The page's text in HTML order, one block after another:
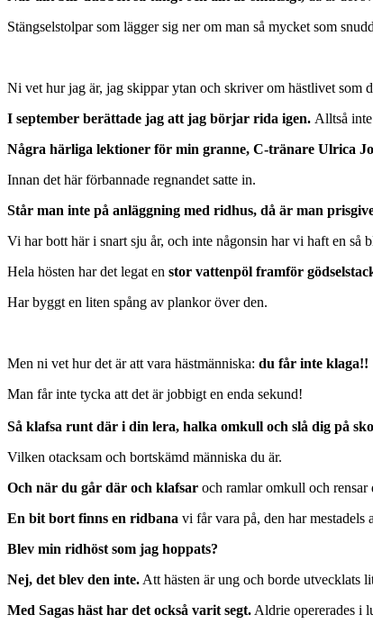
Stängselstolpar som lägger sig ner om man så mycket som
Ni vet hur jag är, jag skippar ytan och skriver om hästlivet som
I september berättade jag att jag börjar rida igen. Alltså
Några härliga lektioner för min granne, C-tränare Ulrica
Innan det här förbannade regnandet satte in.
Står man inte på anläggning med ridhus, då är man
Vi har bott här i snart sju år, och inte någonsin har vi haft en så
Hela hösten har det legat en stor vattenpöl framför
Har byggt en liten spång av plankor över den.
Men ni vet hur det är att vara hästmänniska: du får inte klaga!!
Man får inte tycka att det är jobbigt en enda sekund!
Så klafsa runt där i din lera, halka omkull och slå dig på
Vilken otacksam och bortskämd människa du är.
Och när du går där och klafsar och ramlar omkull och rensar
En bit bort finns en ridbana vi får vara på, den har mestadels
Blev min ridhöst som jag hoppats?
Nej, det blev den inte. Att hästen är ung och borde utvecklats
Med Sagas häst har det också varit segt. Aldrie opererades i